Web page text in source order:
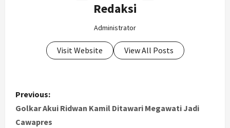
Redaksi
Administrator
Visit Website View All Posts
P
o
Previous:
Golkar Akui Ridwan Kamil Ditawari Megawati Jadi
Cawapres